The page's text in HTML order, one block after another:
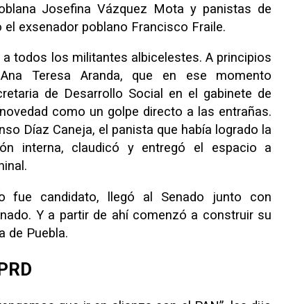
Josefina Vázquez Mota y panistas de
exsenador poblano Francisco Fraile.
todos los militantes albicelestes. A principios
Teresa Aranda, que en ese momento
de Desarrollo Social en el gabinete de
como un golpe directo a las entrañas.
Díaz Caneja, el panista que había logrado la
interna, claudicó y entregó el espacio a
fue candidato, llegó al Senado junto con
Y a partir de ahí comenzó a construir su
de Puebla.